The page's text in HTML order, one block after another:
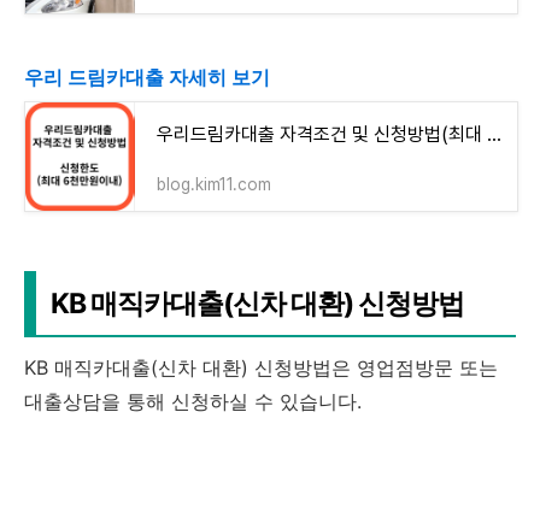
우리 드림카대출 자세히 보기
우리드림카대출 자격조건 및 신청방법(최대 6천만원이내)
blog.kim11.com
KB 매직카대출(신차 대환) 신청방법
KB 매직카대출(신차 대환) 신청방법은 영업점방문 또는
대출상담을 통해 신청하실 수 있습니다.